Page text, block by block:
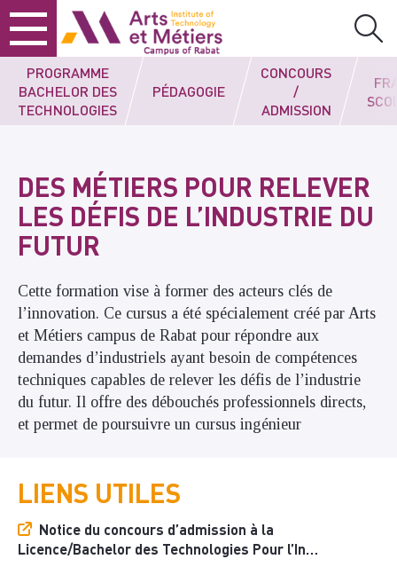
Skip
to
content
Skip
to
main
menu
Skip
to
search
Arts et métiers
PROGRAMME
BACHELOR DES
TECHNOLOGIES
PÉDAGOGIE
CONCOURS
/
ADMISSION
DES MÉTIERS POUR RELEVER
LES DÉFIS DE L’INDUSTRIE DU
FUTUR
Cette formation vise à former des acteurs clés de
l’innovation. Ce cursus a été spécialement créé par Arts
et Métiers campus de Rabat pour répondre aux
demandes d’industriels ayant besoin de compétences
techniques capables de relever les défis de l’industrie
du futur. Il offre des débouchés professionnels directs,
et permet de poursuivre un cursus ingénieur
LIENS UTILES
Notice du concours d’admission à la
Licence/Bachelor des Technologies Pour l’In…